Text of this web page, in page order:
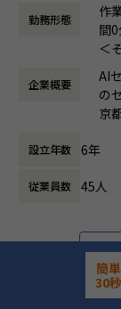
・技術リード・
を率いる経験
オープングルー
担当いただきます
クラウドインフラ
・Google Cloud
・GCP / AWS を
セキュリティ
・各プロダクト
・全社横断的な
・顧客への提案
・ベンダーアラ
ソリューション
・（Senior
創出・事業推進
・（Director）
■このポジション
当社がベンダー
導入・構築から運
インシデント対
勤務形態
作
間
＜
務
場
働
休
企業概要
AI
の
京
げ
コ
キ
援
ィ
ら
設立年数 6年
従業員数 45人
詳
簡単
30秒